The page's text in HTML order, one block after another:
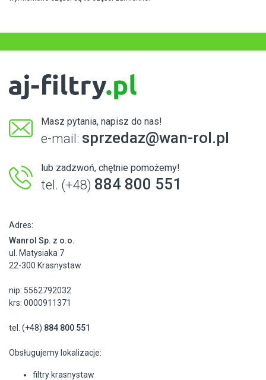
Masz pytania, napisz do nas!
e-mail: sprzedaz@wan-rol.pl
lub zadzwoń, chętnie pomożemy!
tel. (+48) 884 800 551
Adres:
Wanrol Sp. z o.o.
ul. Matysiaka 7
22-300 Krasnystaw
nip: 5562792032
krs: 0000911371
tel. (+48) 884 800 551
Obsługujemy lokalizacje:
filtry krasnystaw